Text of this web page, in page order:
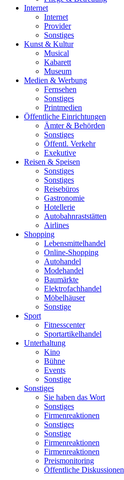
Internet
Internet
Provider
Sonstiges
Kunst & Kultur
Musical
Kabarett
Museum
Medien & Werbung
Fernsehen
Sonstiges
Printmedien
Öffentliche Einrichtungen
Ämter & Behörden
Sonstiges
Öffentl. Verkehr
Exekutive
Reisen & Speisen
Sonstiges
Sonstiges
Reisebüros
Gastronomie
Hotellerie
Autobahnraststätten
Airlines
Shopping
Lebensmittelhandel
Online-Shopping
Autohandel
Modehandel
Baumärkte
Elektrofachhandel
Möbelhäuser
Sonstige
Sport
Fitnesscenter
Sportartikelhandel
Unterhaltung
Kino
Bühne
Events
Sonstige
Sonstiges
Sie haben das Wort
Sonstiges
Firmenreaktionen
Sonstiges
Sonstige
Firmenreaktionen
Firmenreaktionen
Preismonitoring
Öffentliche Diskussionen